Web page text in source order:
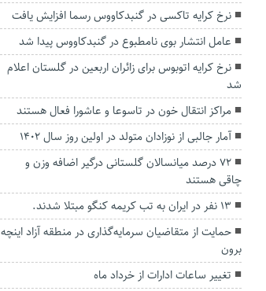
نرخ کرایه تاکسی در گنبدکاووس رسما افزایش یافت
عامل انتشار بوی نامطبوع در گنبدکاووس پیدا شد
نرخ کرایه اتوبوس برای زائران اربعین در گلستان اعلام
شد
مراکز انتقال خون در تاسوعا و عاشورا فعال هستند
آمار جالبی از نوزادان متولد در اولین روز سال 1402
۷۲ درصد میانسالان گلستانی درگیر اضافه وزن و
چاقی هستند
۱۳ نفر در ایران به تب کریمه کنگو مبتلا شدند.
حمایت از متقاضیان سرمایه‌گذاری در منطقه آزاد اینچه
برون
تغییر ساعات ادارات از خرداد ماه